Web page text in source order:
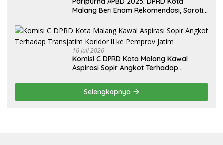
Malang Beri Enam Rekomendasi, Soroti
16 Juli 2026
Komisi C DPRD Kota Malang Kawal
Aspirasi Sopir Angkot Terhadap
Selengkapnya